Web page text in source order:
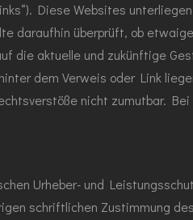
Diese Websites
daraufhin überprüft, ob
die aktuelle und zukünftige
dem Verweis oder Link
nicht zumutbar.
Urheber- und
schriftlichen Zustimmung